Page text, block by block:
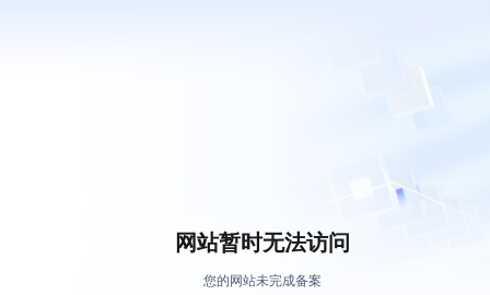
网站暂时无法访问
您的网站未完成备案